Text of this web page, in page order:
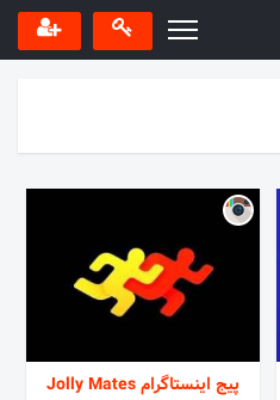
پیج اینستاگرام Jolly Mates